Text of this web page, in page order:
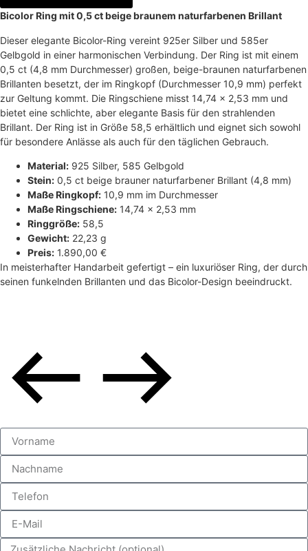
Bicolor Ring mit 0,5 ct beige braunem naturfarbenen Brillant
Dieser elegante Bicolor-Ring vereint 925er Silber und 585er
Gelbgold in einer harmonischen Verbindung. Der Ring ist mit einem
0,5 ct (4,8 mm Durchmesser) großen, beige-braunen naturfarbenen
Brillanten besetzt, der im Ringkopf (Durchmesser 10,9 mm) perfekt
zur Geltung kommt. Die Ringschiene misst 14,74 × 2,53 mm und
bietet eine schlichte, aber elegante Basis für den strahlenden
Brillant. Der Ring ist in Größe 58,5 erhältlich und eignet sich sowohl
für besondere Anlässe als auch für den täglichen Gebrauch.
Material: 925 Silber, 585 Gelbgold
Stein: 0,5 ct beige brauner naturfarbener Brillant (4,8 mm)
Maße Ringkopf: 10,9 mm im Durchmesser
Maße Ringschiene: 14,74 × 2,53 mm
Ringgröße: 58,5
Gewicht: 22,23 g
Preis: 1.890,00 €
In meisterhafter Handarbeit gefertigt – ein luxuriöser Ring, der durch
seinen funkelnden Brillanten und das Bicolor-Design beeindruckt.